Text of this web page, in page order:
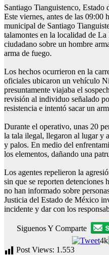
Santiago Tianguistenco,
Este viernes, antes de las 09:00
municipal de Santiago
talamontes en la localidad de
ciudadano sobre un hombre
arma de fuego.
Los hechos ocurrieron en la
oficiales ubicaron un vehículo
presuntamente viajaba el
revisión al individuo señalado
resistencia e intentó sacar un
Durante el operativo, unas 20
la tala ilegal, llegaron al lugar y
y palos. En medio del
los elementos, dañando una
Los agentes repelieron la
sin que se reporten detenciones
no han informado sobre
Justicia del Estado de México
incidente y dar con los
Siguenos Y Comparte
4k
Post Views: 1.553